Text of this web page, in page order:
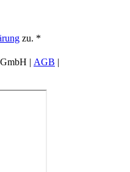
zu. *
| AGB |